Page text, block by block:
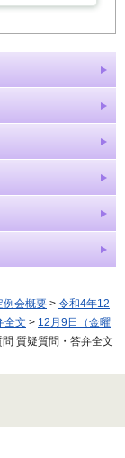
例会概要 > 令和4年12
全文 > 12月9日（金曜
質疑質問・答弁全文